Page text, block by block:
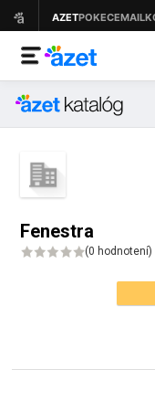
Fenestra
(0 hodnotení)